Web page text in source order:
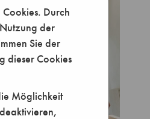
Durch
der
Sie der
dieser Cookies
Möglichkeit